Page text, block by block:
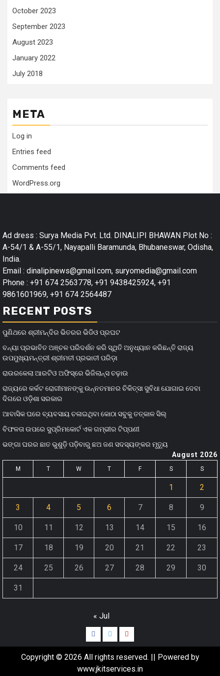
October 2023
September 2023
August 2023
January 2022
July 2018
META
Log in
Entries feed
Comments feed
WordPress.org
Ad dress : Surya Media Pvt. Ltd. DINALIPI BHAWAN Plot No :
A-54/1 & A-55/1, Nayapalli Baramunda, Bhubaneswar, Odisha,
India.
Email : dinalipinews@gmail.com, suryomedia@gmail.com
Phone : +91 674 2563778, +91 9438425924, +91
9861601969, +91 674 2564487
RECENT POSTS
ପୁଣିଥରେ ଶ୍ରୀମନ୍ଦିର ଭିତରର ଭିଡିଓ ପ୍ରଘଟ
ବନ୍ୟା ପ୍ରଭାବିତ ଅଞ୍ଚଳ ପରିଦର୍ଶନ କରି ସ୍ଥିତି ଅନୁଧ୍ୟାନ କରିଛନ୍ତି ରାଜ୍ୟ
ଉପମୁଖ୍ୟମନ୍ତ୍ରୀ ଶ୍ରୀମତୀ ପ୍ରଭାତୀ ପରିଡ଼ା
ରାଉରକେଲା ଆରଟିଓ ଅଫିସ୍‌ରେ ଭିଜିଲାନ୍ସ ଚଢ଼ାଉ
ରାଜ୍ୟରେ କର୍କଟ ରୋଗୀମାନଙ୍କୁ ଉନ୍ନତମାନର ଚିକିତ୍ସା ସୁବିଧା ଯୋଗାଇ ଦେବା
ଦିଗରେ ଓଡ଼ିଶା ସରକାର
ଆବାସିକ ଘରେ ବ୍ୟବସାୟ ଚଳାଇଥିବା କୋଠା ସବୁକୁ ତତ୍କାଳ ସିଲ୍‌
ବିଫଳତା ଉପରେ ସୁପ୍ରିମକୋର୍ଟ ଏକ ଗମ୍ଭୀର ଟିପ୍ପଣୀ
ଭଙ୍ଗା ଘରର ଛାତ ଭୁଶୁଡ଼ି ପଡ଼ିବାରୁ ଛଅ ଜଣ ସଦସ୍ୟଙ୍କର ମୃତ୍ୟୁ
August 2026
M T W T F S S
1 2
3 4 5 6 7 8 9
10 11 12 13 14 15 16
17 18 19 20 21 22 23
24 25 26 27 28 29 30
31
« Jul
Facebook
TwitterYoutube
Copyright © 2026 All rights reserved. || Powered by
www.jkitservices.in